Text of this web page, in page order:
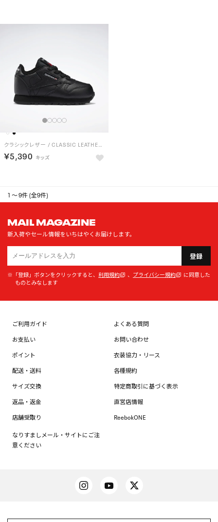
クラシックレザー / CLASSIC LEATHER （コアブラック）
￥5,390
1 ～ 9件 (全9件)
MAIL MAGAZINE
新入荷やセール情報をいちはやくお届けします。
登録
※「登録」ボタンをクリックすると、 利用規約 、 プライバシー規約
に同意した
ものとみなします
ご利用ガイド
お支払い
ポイント
配送・送料
サイズ交換
返品・返金
店舗受取り
なりすましメール・サイトにご注
意ください
よくある質問
お問い合わせ
衣装協力・リース
各種規約
特定商取引に基づく表示
直営店情報
ReebokONE